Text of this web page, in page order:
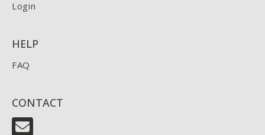
Login
HELP
FAQ
CONTACT